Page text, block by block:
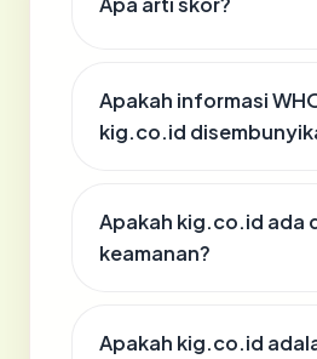
Apakah informasi
kig.co.id
Apakah kig.co.id ada
keamanan?
Apakah kig.co.id